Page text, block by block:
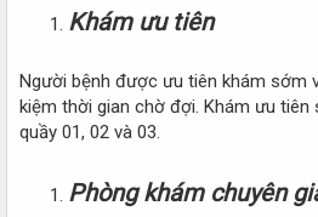
Khám ưu tiên
Người bệnh được ưu tiên khám sớm
kiệm thời gian chờ đợi. Khám ưu
quầy 01, 02 và 03.
Phòng khám chuyên